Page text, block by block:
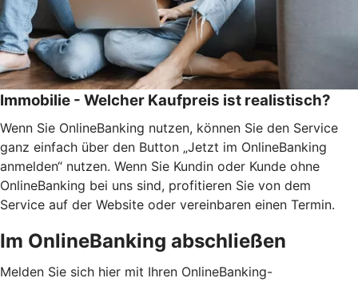
Immobilie - Welcher Kaufpreis ist realistisch?
Wenn Sie OnlineBanking nutzen, können Sie den Service
ganz einfach über den Button „Jetzt im OnlineBanking
anmelden“ nutzen. Wenn Sie Kundin oder Kunde ohne
OnlineBanking bei uns sind, profitieren Sie von dem
Service auf der Website oder vereinbaren einen Termin.
Im OnlineBanking abschließen
Melden Sie sich hier mit Ihren OnlineBanking-